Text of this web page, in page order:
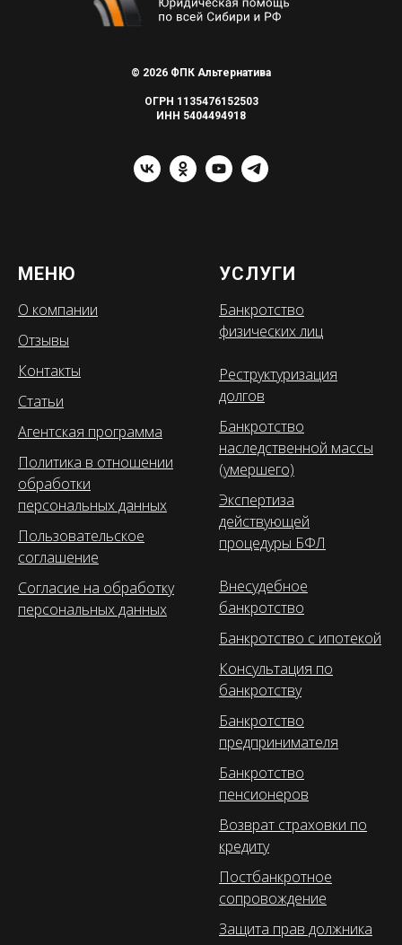
© 2026 ФПК Альтернатива
ОГРН 1135476152503
ИНН 5404494918
МЕНЮ
О компании
Отзывы
Контакты
Статьи
Агентская программа
Политика в отношении
обработки
персональных данных
Пользовательское
соглашение
Согласие на обработку
персональных данных
УСЛУГИ
Банкротство
физических лиц
Реструктуризация
долгов
Банкротство
наследственной массы
(умершего)
Экспертиза
действующей
процедуры БФЛ
Внесудебное
банкротство
Банкротство с ипотекой
Консультация по
банкротству
Банкротство
предпринимателя
Банкротство
пенсионеров
Возврат страховки по
кредиту
Постбанкротное
сопровождение
Защита прав должника